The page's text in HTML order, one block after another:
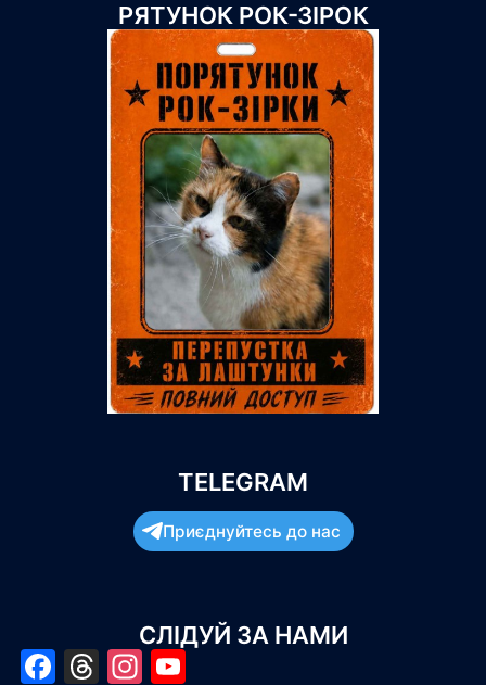
РЯТУНОК РОК-ЗІРОК
TELEGRAM
Приєднуйтесь до нас
СЛІДУЙ ЗА НАМИ
Facebook
Threads
Instagram